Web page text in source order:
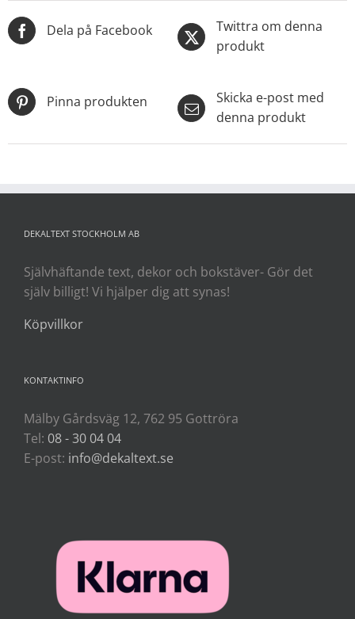
Dela på Facebook
Twittra om denna
produkt
Pinna produkten
Skicka e-post med
denna produkt
DEKALTEXT STOCKHOLM AB
Självhäftande text, dekor och bokstäver- Gör det
själv billigt! Vi hjälper dig att synas!
Köpvillkor
KONTAKTINFO
Mälby Gårdsväg 12, 762 95 Gottröra
Tel: 08 - 30 04 04
E-post: info@dekaltext.se